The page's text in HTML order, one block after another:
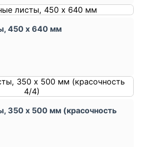
450 x 640 мм
350 x 500 мм (красочность